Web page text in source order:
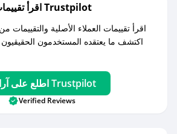
اقرأ تقييمات واراء العملاء على Trustpilot
اقرأ تقييمات العملاء الأصلية والتقييمات
اكتشف ما يعتقده المستخدمون
اطلع على آراء عملائنا على Trustpilot
Verified Reviews